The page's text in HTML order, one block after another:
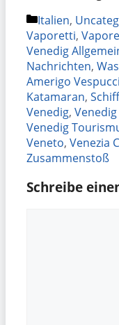
Kategorien
Italien,
Vaporetti,
Venedig
Nachrichten,
Amerigo Vespucci
Katamaran, Schiff
Venedig,
Venedig
Veneto, Venezia
Zusammenstoß
Schreibe